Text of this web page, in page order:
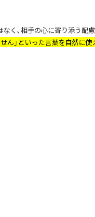
く、相手の心に寄り添う配
せん」といった言葉を自然に